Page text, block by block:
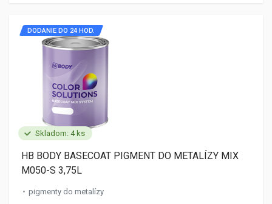
Skladom: 4 ks
DODANIE DO 24 HOD.
HB BODY BASECOAT PIGMENT DO METALÍZY MIX
M050-S 3,75L
pigmenty do metalízy